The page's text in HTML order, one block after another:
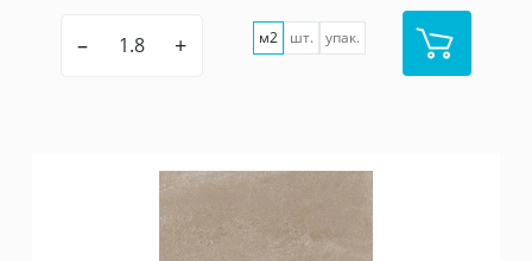
– + м2 шт. упак.